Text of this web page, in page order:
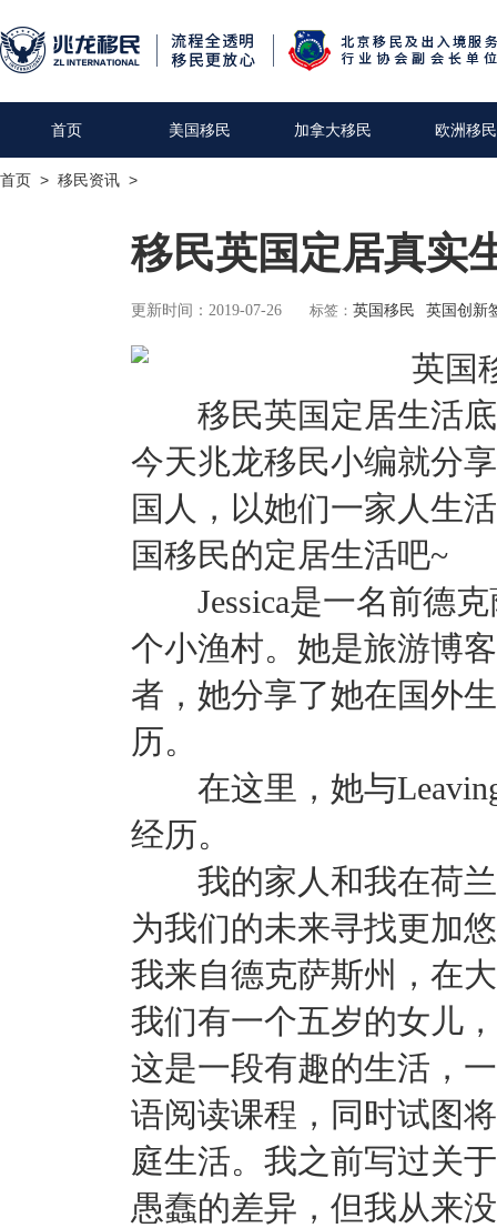
首页 美国移民 加拿大移民 欧洲移民
首页 > 移民资讯 >
移民英国定居真实
更新时间：2019-07-26 标签： 英国移民 英国创新
移民英国定居生活底
今天兆龙移民小编就分
国人，以她们一家人生
国移民的定居生活吧~
Jessica是一名前德克
个小渔村。她是旅游博
者，她分享了她在国外
历。
在这里，她与Leaving
经历。
我的家人和我在荷兰
为我们的未来寻找更加
我来自德克萨斯州，在
我们有一个五岁的女儿
这是一段有趣的生活，
语阅读课程，同时试图
庭生活。我之前写过关
愚蠢的差异，但我从来